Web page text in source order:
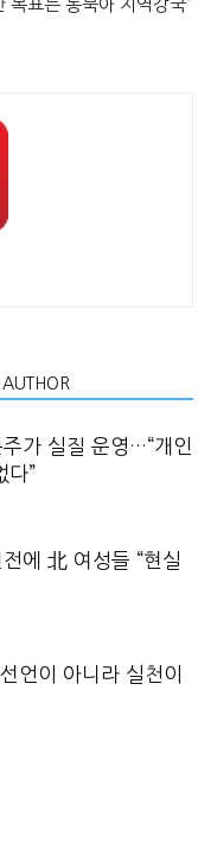
목표는 동북아 지역강국”
가 실질 운영…“개인
다”
에 北 여성들 “현실
언이 아니라 실천이